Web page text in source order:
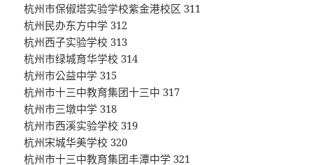
杭州市保俶塔实验学校紫金港校区 311
杭州民办东方中学 312
杭州西子实验学校 313
杭州市绿城育华学校 314
杭州市公益中学 315
杭州市十三中教育集团十三中 317
杭州市三墩中学 318
杭州市西溪实验学校 319
杭州宋城华美学校 320
杭州市十三中教育集团丰潭中学 321